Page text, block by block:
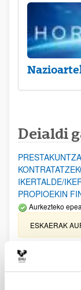
Deialdi
IKERTALDE/
PROPIOEKIN
Aurkezteko
ESKAERAK
UPV/EHUn
erosi eta